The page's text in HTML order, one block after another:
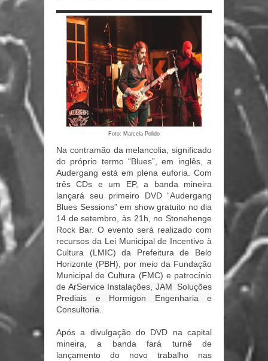
Foto: Marcela Polido
Na contramão da melancolia, significado
do próprio termo “Blues”, em inglês, a
Audergang está em plena euforia. Com
três CDs e um EP, a banda mineira
lançará seu primeiro DVD “Audergang
Blues Sessions” em show gratuito no dia
14 de setembro, às 21h, no Stonehenge
Rock Bar. O evento será realizado com
recursos da Lei Municipal de Incentivo à
Cultura (LMIC) da Prefeitura de Belo
Horizonte (PBH), por meio da Fundação
Municipal de Cultura (FMC) e patrocínio
deArService Instalações, JAM Soluções
Prediais e Hormigon Engenharia e
Consultoria.
Após a divulgação do DVD na capital
mineira, a banda fará turnê de
lançamento do novo trabalho nas